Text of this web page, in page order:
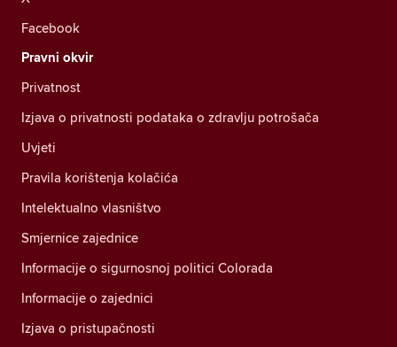
Facebook
Pravni okvir
Privatnost
Izjava o privatnosti podataka o zdravlju potrošača
Uvjeti
Pravila korištenja kolačića
Intelektualno vlasništvo
Smjernice zajednice
Informacije o sigurnosnoj politici Colorada
Informacije o zajednici
Izjava o pristupačnosti